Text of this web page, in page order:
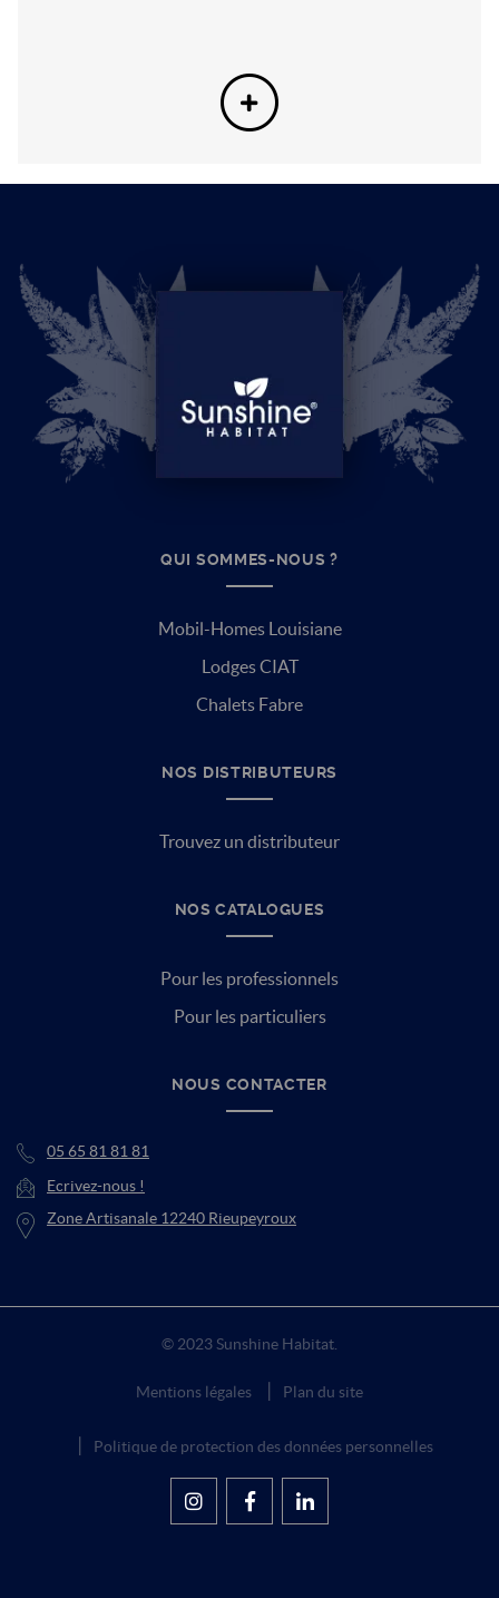
QUI SOMMES-NOUS ?
Mobil-Homes Louisiane
Lodges CIAT
Chalets Fabre
NOS DISTRIBUTEURS
Trouvez un distributeur
NOS CATALOGUES
Pour les professionnels
Pour les particuliers
NOUS CONTACTER
05 65 81 81 81
Ecrivez-nous !
Zone Artisanale 12240 Rieupeyroux
© 2023 Sunshine Habitat.
Mentions légales Plan du site
Politique de protection des données personnelles